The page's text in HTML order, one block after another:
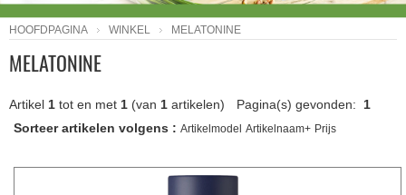
HOOFDPAGINA WINKEL MELATONINE
MELATONINE
Pagina(s) gevonden: 1
Artikel 1 tot en met 1 (van 1 artikelen)
Sorteer artikelen volgens : Artikelmodel Artikelnaam+ Prijs